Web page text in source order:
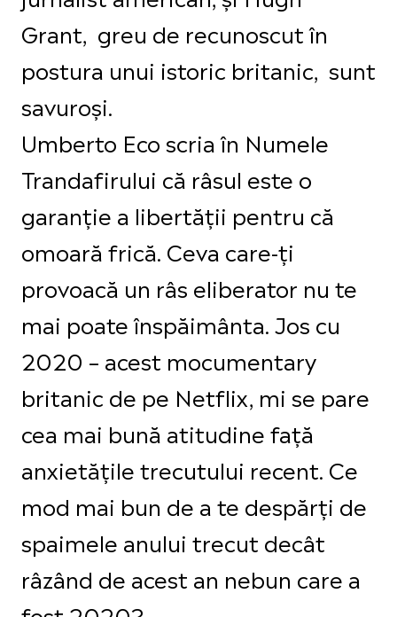
Grant, greu de recunoscut în
postura unui istoric britanic, sunt
savuroși.
Umberto Eco scria în Numele
Trandafirului că râsul este o
garanție a libertății pentru că
omoară frică. Ceva care-ți
provoacă un râs eliberator nu te
mai poate înspăimânta. Jos cu
2020 – acest mocumentary
britanic de pe Netflix, mi se pare
cea mai bună atitudine față
anxietățile trecutului recent. Ce
mod mai bun de a te despărți de
spaimele anului trecut decât
râzând de acest an nebun care a